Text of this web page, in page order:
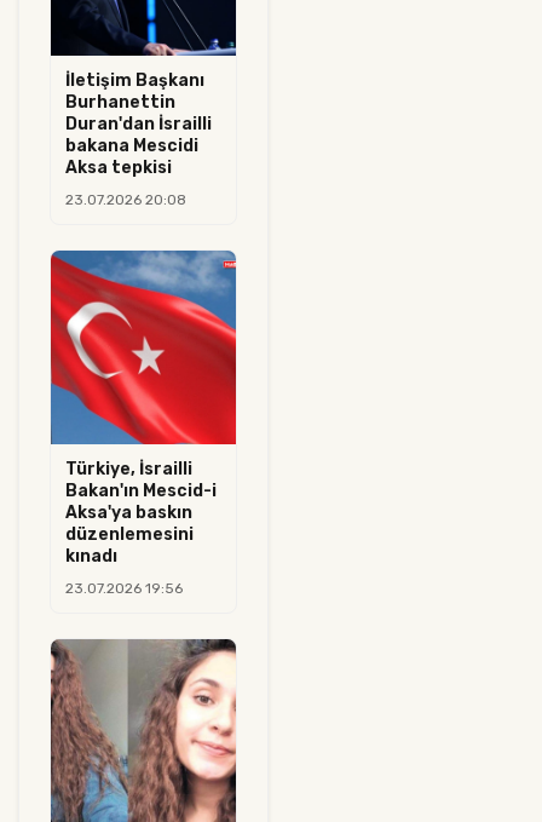
İletişim Başkanı
Burhanettin
Duran'dan İsrailli
bakana Mescidi
Aksa tepkisi
23.07.2026 20:08
Türkiye, İsrailli
Bakan'ın Mescid-i
Aksa'ya baskın
düzenlemesini
kınadı
23.07.2026 19:56